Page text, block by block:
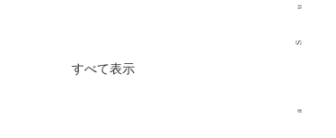
すべて表示